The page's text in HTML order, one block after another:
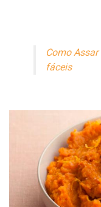
Como
fáceis